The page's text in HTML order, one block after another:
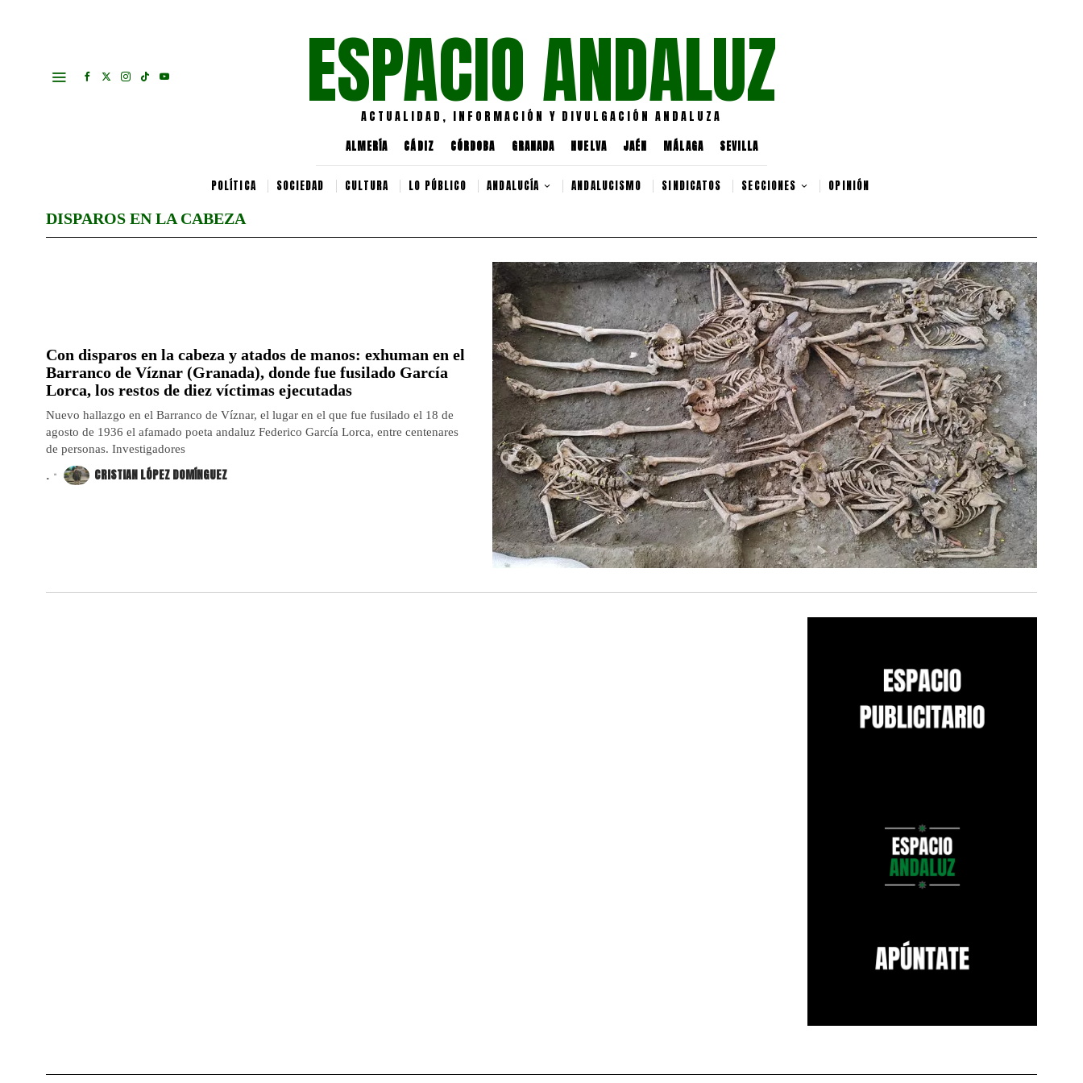
ESPACIO ANDALUZ
ACTUALIDAD, INFORMACIÓN Y DIVULGACIÓN ANDALUZA
ALMERÍA CÁDIZ CÓRDOBA GRANADA HUELVA JAÉN MÁLAGA SEVILLA
POLÍTICA SOCIEDAD CULTURA LO PÚBLICO ANDALUCÍA ANDALUCISMO SINDICATOS SECCIONES OPINIÓN
DISPAROS EN LA CABEZA
Con disparos en la cabeza y atados de manos: exhuman en el
Barranco de Víznar (Granada), donde fue fusilado García
Lorca, los restos de diez víctimas ejecutadas
Nuevo hallazgo en el Barranco de Víznar, el lugar en el que fue fusilado el 18 de
agosto de 1936 el afamado poeta andaluz Federico García Lorca, entre centenares
de personas. Investigadores
. CRISTIAN LÓPEZ DOMÍNGUEZ